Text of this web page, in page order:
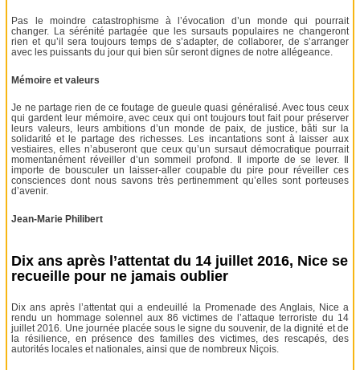
Pas le moindre catastrophisme à l’évocation d’un monde qui pourrait
changer. La sérénité partagée que les sursauts populaires ne changeront
rien et qu’il sera toujours temps de s’adapter, de collaborer, de s’arranger
avec les puissants du jour qui bien sûr seront dignes de notre allégeance.
Mémoire et valeurs
Je ne partage rien de ce foutage de gueule quasi généralisé. Avec tous ceux
qui gardent leur mémoire, avec ceux qui ont toujours tout fait pour préserver
leurs valeurs, leurs ambitions d’un monde de paix, de justice, bâti sur la
solidarité et le partage des richesses. Les incantations sont à laisser aux
vestiaires, elles n’abuseront que ceux qu’un sursaut démocratique pourrait
momentanément réveiller d’un sommeil profond. Il importe de se lever. Il
importe de bousculer un laisser-aller coupable du pire pour réveiller ces
consciences dont nous savons très pertinemment qu’elles sont porteuses
d’avenir.
Jean-Marie Philibert
Dix ans après l’attentat du 14 juillet 2016, Nice se
recueille pour ne jamais oublier
Dix ans après l’attentat qui a endeuillé la Promenade des Anglais, Nice a
rendu un hommage solennel aux 86 victimes de l’attaque terroriste du 14
juillet 2016. Une journée placée sous le signe du souvenir, de la dignité et de
la résilience, en présence des familles des victimes, des rescapés, des
autorités locales et nationales, ainsi que de nombreux Niçois.